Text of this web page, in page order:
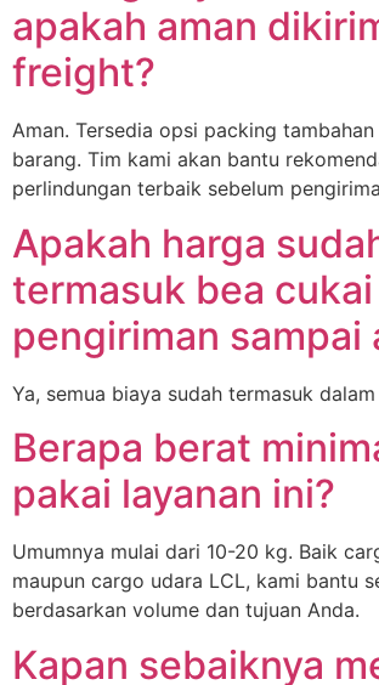
apakah aman
freight?
Aman. Tersedia opsi packing tambahan
barang. Tim kami akan bantu
perlindungan terbaik sebelum
Apakah harga
termasuk bea
pengiriman sampai
Ya, semua biaya sudah termasuk
Berapa berat
pakai layanan ini?
Umumnya mulai dari 10-20 kg. Baik
maupun cargo udara LCL, kami bantu
berdasarkan volume dan tujuan Anda.
Kapan sebaiknya